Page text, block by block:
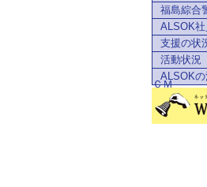
福島綜合
ALSOK
支援の状
活動状況
ALSOK
ＣＭ